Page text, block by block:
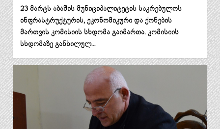
23 მარტს აბაშის მუნიციპალიტეტის საკრებულოს
ინფრასტრუქტურის, ეკონომიკური და ქონების
მართვის კომისიის სხდომა გაიმართა. კომისიის
სხდომაზე განხილულ…